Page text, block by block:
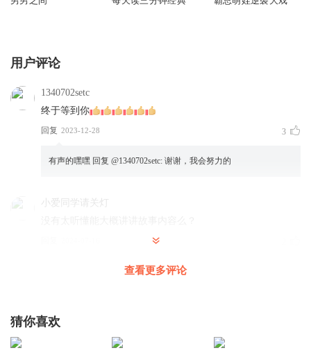
用户评论
1340702setc
终于等到你
回复 2023-12-28 3
有声的嘿嘿 回复 @1340702setc: 谢谢，我会努力的
小爱同学请关灯
查看更多评论
猜你喜欢